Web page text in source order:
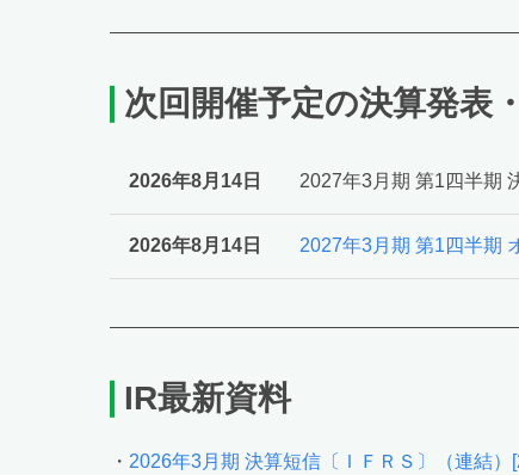
次回開催予定の決算発表
2026年8月14日 2027年3月期 第1四半期
2026年8月14日 2027年3月期 第1四半期
IR最新資料
・ 2026年3月期 決算短信〔ＩＦＲＳ〕（連結）